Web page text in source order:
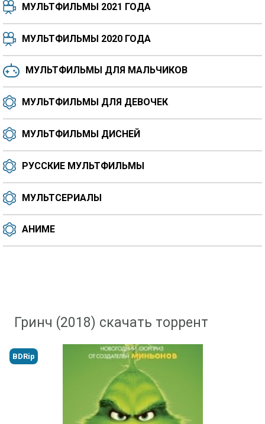
6.5 6.6 6.0 6.4
МУЛЬТФИЛЬМЫ 2021 ГОДА
МУЛЬТФИЛЬМЫ 2020 ГОДА
МУЛЬТФИЛЬМЫ ДЛЯ МАЛЬЧИКОВ
МУЛЬТФИЛЬМЫ ДЛЯ ДЕВОЧЕК
МУЛЬТФИЛЬМЫ ДИСНЕЙ
РУССКИЕ МУЛЬТФИЛЬМЫ
МУЛЬТСЕРИАЛЫ
АНИМЕ
Гринч (2018) скачать торрент
BDRip